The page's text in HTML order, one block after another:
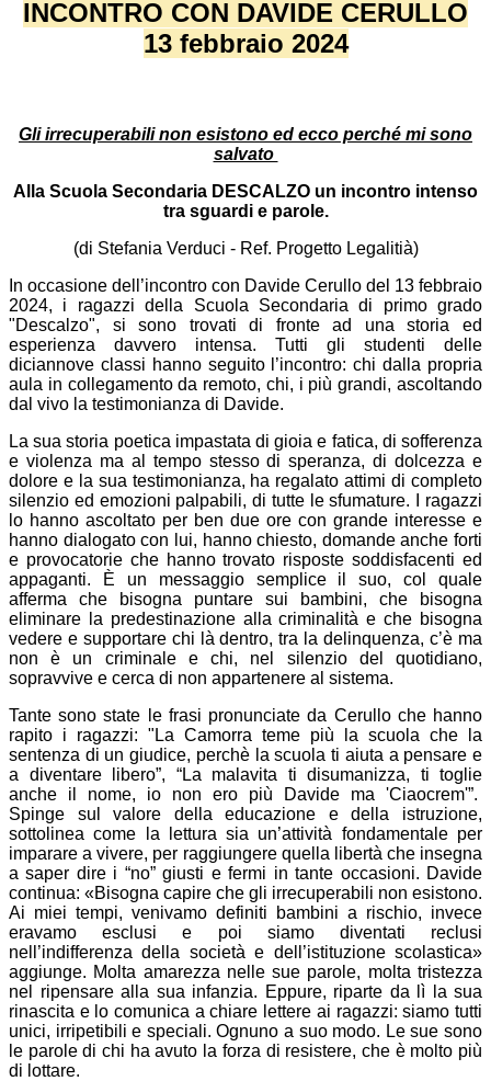
INCONTRO CON DAVIDE CERULLO
13 febbraio 2024
Gli irrecuperabili non esistono ed ecco perché mi sono
salvato
Alla Scuola Secondaria DESCALZO un incontro intenso
tra sguardi e parole.
(di Stefania Verduci - Ref. Progetto Legalitià)
In occasione dell’incontro con Davide Cerullo del 13 febbraio
2024, i ragazzi della Scuola Secondaria di primo grado
"Descalzo", si sono trovati di fronte ad una storia ed
esperienza davvero intensa. Tutti gli studenti delle
diciannove classi hanno seguito l’incontro: chi dalla propria
aula in collegamento da remoto, chi, i più grandi, ascoltando
dal vivo la testimonianza di Davide.
La sua storia poetica impastata di gioia e fatica, di sofferenza
e violenza ma al tempo stesso di speranza, di dolcezza e
dolore e la sua testimonianza, ha regalato attimi di completo
silenzio ed emozioni palpabili, di tutte le sfumature. I ragazzi
lo hanno ascoltato per ben due ore con grande interesse e
hanno dialogato con lui, hanno chiesto, domande anche forti
e provocatorie che hanno trovato risposte soddisfacenti ed
appaganti. È un messaggio semplice il suo, col quale
afferma che bisogna puntare sui bambini, che bisogna
eliminare la predestinazione alla criminalità e che bisogna
vedere e supportare chi là dentro, tra la delinquenza, c’è ma
non è un criminale e chi, nel silenzio del quotidiano,
sopravvive e cerca di non appartenere al sistema.
Tante sono state le frasi pronunciate da Cerullo che hanno
rapito i ragazzi: "La Camorra teme più la scuola che la
sentenza di un giudice, perchè la scuola ti aiuta a pensare e
a diventare libero”, “La malavita ti disumanizza, ti toglie
anche il nome, io non ero più Davide ma 'Ciaocrem'”.
Spinge sul valore della educazione e della istruzione,
sottolinea come la lettura sia un’attività fondamentale per
imparare a vivere, per raggiungere quella libertà che insegna
a saper dire i “no” giusti e fermi in tante occasioni. Davide
continua: «Bisogna capire che gli irrecuperabili non esistono.
Ai miei tempi, venivamo definiti bambini a rischio, invece
eravamo esclusi e poi siamo diventati reclusi
nell’indifferenza della società e dell’istituzione scolastica»
aggiunge. Molta amarezza nelle sue parole, molta tristezza
nel ripensare alla sua infanzia. Eppure, riparte da lì la sua
rinascita e lo comunica a chiare lettere ai ragazzi: siamo tutti
unici, irripetibili e speciali. Ognuno a suo modo. Le sue sono
le parole di chi ha avuto la forza di resistere, che è molto più
di lottare.